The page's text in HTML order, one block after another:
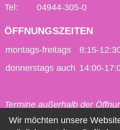
Tel: 04944-305-0
ÖFFNUNGSZEITEN
montags-freitags
8:15-
donnerstags auch 14:00-
Termine außerhalb der
vorheriger Vereinbarung
Wir möchten unsere